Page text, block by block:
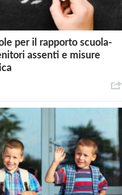
per il rapporto scuola-
assenti e misure